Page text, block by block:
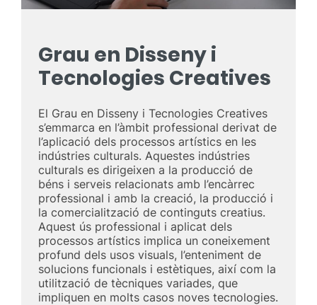
Grau en Disseny i
Tecnologies Creatives
El Grau en Disseny i Tecnologies Creatives
s’emmarca en l’àmbit professional derivat de
l’aplicació dels processos artístics en les
indústries culturals. Aquestes indústries
culturals es dirigeixen a la producció de
béns i serveis relacionats amb l’encàrrec
professional i amb la creació, la producció i
la comercialització de continguts creatius.
Aquest ús professional i aplicat dels
processos artístics implica un coneixement
profund dels usos visuals, l’enteniment de
solucions funcionals i estètiques, així com la
utilització de tècniques variades, que
impliquen en molts casos noves tecnologies.